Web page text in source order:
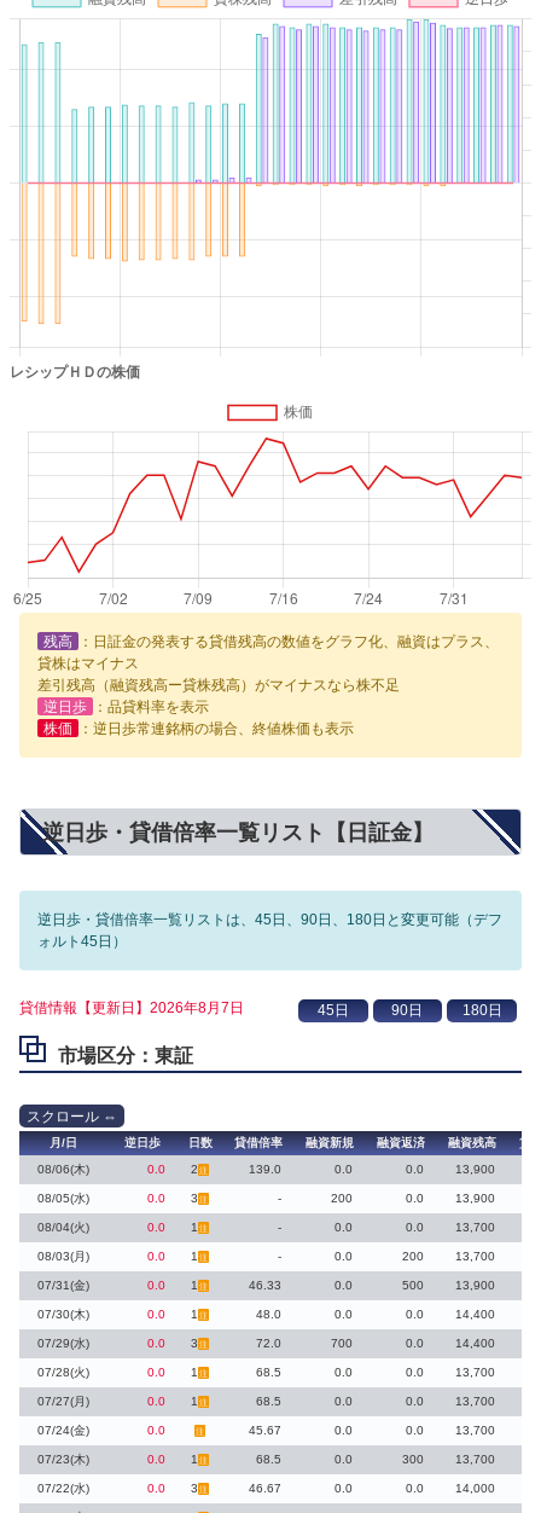
残高
：日証金の発表する貸借残高の数値をグラフ化、融資はプラス、
貸株はマイナス
差引残高（融資残高ー貸株残高）がマイナスなら株不足
逆日歩
：品貸料率を表示
株価
：逆日歩常連銘柄の場合、終値株価も表示
逆日歩・貸借倍率一覧リスト【日証金】
逆日歩・貸借倍率一覧リストは、45日、90日、180日と変更可能（デフ
ォルト45日）
貸借情報【更新日】2026年8月7日
市場区分：東証
月/日 逆日歩 日数 貸借倍率 融資新規 融資返済 融資残高
貸
08/06(木)
0.0 2 注 139.0 0.0 0.0 13,900
08/05(水) 0.0 3 注 - 200 0.0 13,900
08/04(火) 0.0 1 注 - 0.0 0.0 13,700
08/03(月) 0.0 1 注 - 0.0 200 13,700
07/31(金) 0.0 1 注 46.33 0.0 500 13,900
07/30(木) 0.0 1 注 48.0 0.0 0.0 14,400
07/29(水) 0.0 3 注 72.0 700 0.0 14,400
07/28(火) 0.0 1 注 68.5 0.0 0.0 13,700
07/27(月) 0.0 1 注 68.5 0.0 0.0 13,700
07/24(金) 0.0 注 45.67 0.0 0.0 13,700
07/23(木) 0.0 1 注 68.5 0.0 300 13,700
07/22(水) 0.0 3 注 46.67 0.0 0.0 14,000